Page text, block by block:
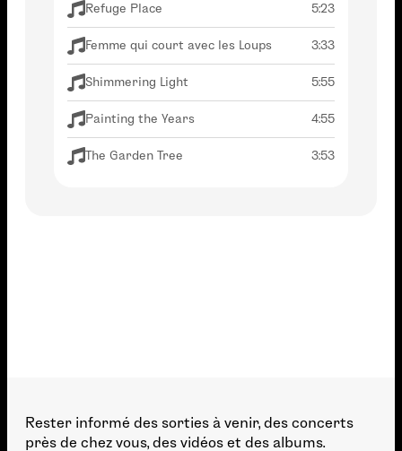
Refuge Place 5:23
Femme qui court avec les Loups 3:33
Shimmering Light 5:55
Painting the Years 4:55
The Garden Tree 3:53
Rester informé des sorties à venir, des concerts
près de chez vous, des vidéos et des albums.